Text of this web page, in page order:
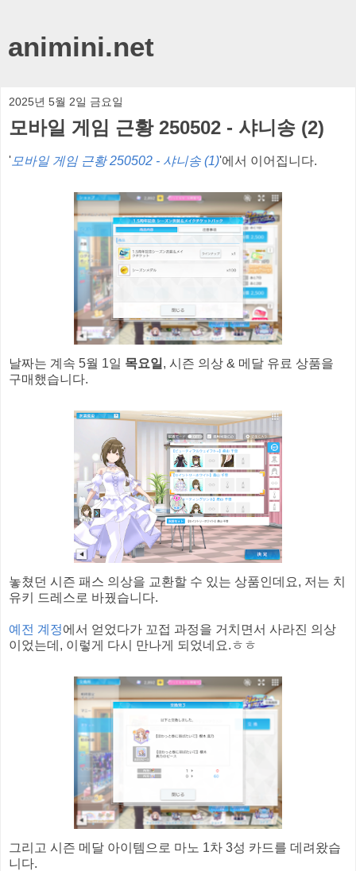
animini.net
2025년 5월 2일 금요일
모바일 게임 근황 250502 - 샤니송 (2)
' 모바일 게임 근황 250502 - 샤니송 (1)'에서 이어집니다.
날짜는 계속 5월 1일 목요일 , 시즌 의상 & 메달 유료 상품을
구매했습니다.
놓쳤던 시즌 패스 의상을 교환할 수 있는 상품인데요, 저는 치
유키 드레스로 바꿨습니다.
예전 계정에서 얻었다가 꼬접 과정을 거치면서 사라진 의상
이었는데, 이렇게 다시 만나게 되었네요.ㅎㅎ
그리고 시즌 메달 아이템으로 마노 1차 3성 카드를 데려왔습
니다.